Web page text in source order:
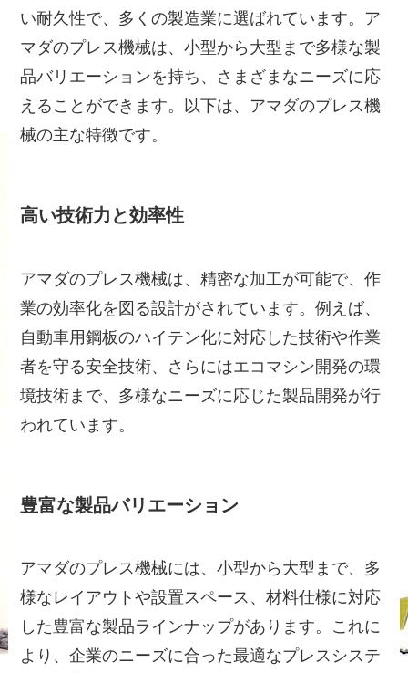
い耐久性で、多くの製造業に選ばれています。ア
マダのプレス機械は、小型から大型まで多様な製
品バリエーションを持ち、さまざまなニーズに応
えることができます。以下は、アマダのプレス機
械の主な特徴です。
高い技術力と効率性
アマダのプレス機械は、精密な加工が可能で、作
業の効率化を図る設計がされています。例えば、
自動車用鋼板のハイテン化に対応した技術や作業
者を守る安全技術、さらにはエコマシン開発の環
境技術まで、多様なニーズに応じた製品開発が行
われています。
豊富な製品バリエーション
アマダのプレス機械には、小型から大型まで、多
様なレイアウトや設置スペース、材料仕様に対応
した豊富な製品ラインナップがあります。これに
より、企業のニーズに合った最適なプレスシステ